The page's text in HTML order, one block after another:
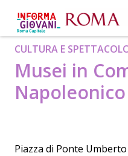
CULTURA E
Musei in
Napoleonico
Piazza di Ponte